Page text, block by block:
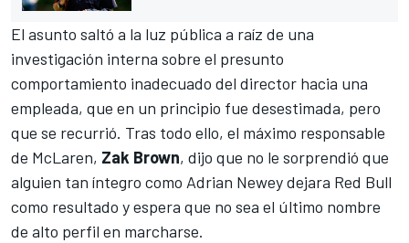
El asunto saltó a la luz pública a raíz de una
investigación interna sobre el presunto
comportamiento inadecuado del director hacia una
empleada, que en un principio fue desestimada, pero
que se recurrió. Tras todo ello, el máximo responsable
de McLaren, Zak Brown, dijo que no le sorprendió que
alguien tan íntegro como Adrian Newey dejara Red Bull
como resultado y espera que no sea el último nombre
de alto perfil en marcharse.